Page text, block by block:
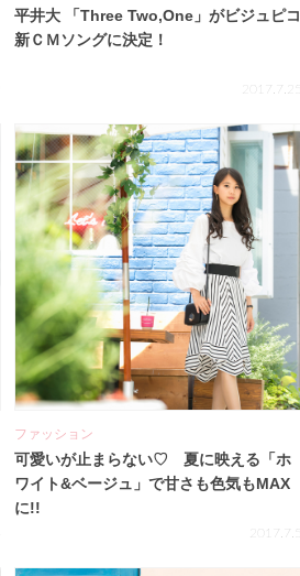
平井大 「Three Two,One」がビジュピコ
新ＣＭソングに決定！
2017.7.25
ファッション
可愛いが止まらない♡ 夏に映える「ホ
ワイト&ベージュ」で甘さも色気もMAX
に!!
2017.7.5